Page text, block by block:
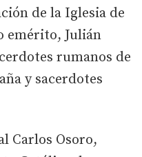
de la Iglesia de
emérito, Julián
rumanos de
y sacerdotes
Carlos Osoro,